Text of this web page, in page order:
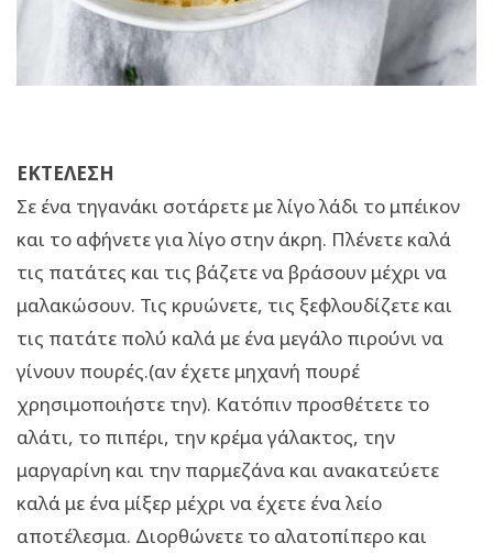
EΚΤΕΛΕΣΗ
Σε ένα τηγανάκι σοτάρετε με λίγο λάδι το μπέικον
και το αφήνετε για λίγο στην άκρη. Πλένετε καλά
τις πατάτες και τις βάζετε να βράσουν μέχρι να
μαλακώσουν. Τις κρυώνετε, τις ξεφλουδίζετε και
τις πατάτε πολύ καλά με ένα μεγάλο πιρούνι να
γίνουν πουρές.(αν έχετε μηχανή πουρέ
χρησιμοποιήστε την). Κατόπιν προσθέτετε το
αλάτι, το πιπέρι, την κρέμα γάλακτος, την
μαργαρίνη και την παρμεζάνα και ανακατεύετε
καλά με ένα μίξερ μέχρι να έχετε ένα λείο
αποτέλεσμα. Διορθώνετε το αλατοπίπερο και